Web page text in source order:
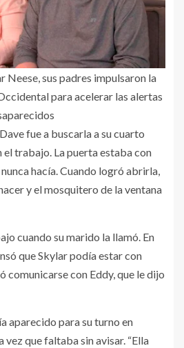
Neese, sus padres impulsaron la
para acelerar las alertas
fue a buscarla a su cuarto
el trabajo. La puerta estaba con
hacía. Cuando logró abrirla,
y el mosquitero de la ventana
cuando su marido la llamó. En
que Skylar podía estar con
comunicarse con Eddy, que le dijo
aparecido para su turno en
vez que faltaba sin avisar. “Ella